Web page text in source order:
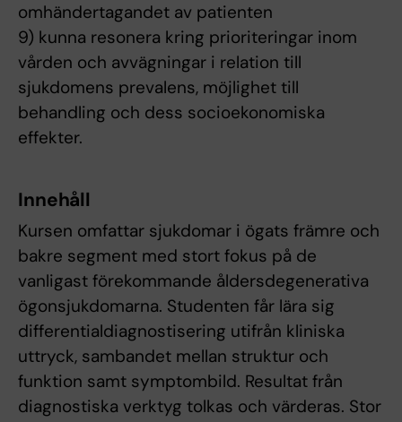
omhändertagandet av patienten
9) kunna resonera kring prioriteringar inom
vården och avvägningar i relation till
sjukdomens prevalens, möjlighet till
behandling och dess socioekonomiska
effekter.
Innehåll
Kursen omfattar sjukdomar i ögats främre och
bakre segment med stort fokus på de
vanligast förekommande åldersdegenerativa
ögonsjukdomarna. Studenten får lära sig
differentialdiagnostisering utifrån kliniska
uttryck, sambandet mellan struktur och
funktion samt symptombild. Resultat från
diagnostiska verktyg tolkas och värderas. Stor